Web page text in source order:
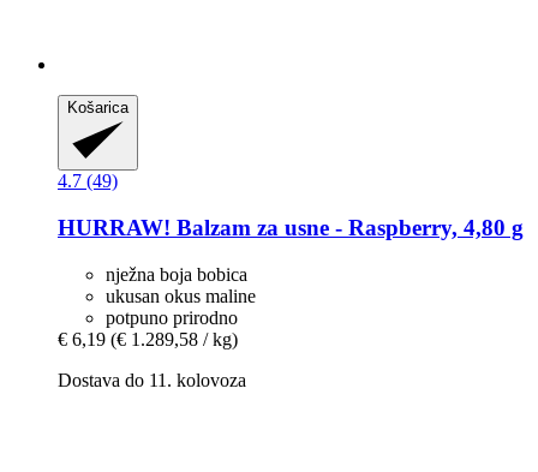
Košarica
4.7 (49)
HURRAW! Balzam za usne -​ Raspberry, 4,80 g
nježna boja bobica
ukusan okus maline
potpuno prirodno
€ 6,19 (€ 1.289,58 / kg)
Dostava do 11. kolovoza